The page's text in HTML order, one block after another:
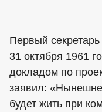
Первый
31 октября 1961
докладом по
заявил:
будет жить при